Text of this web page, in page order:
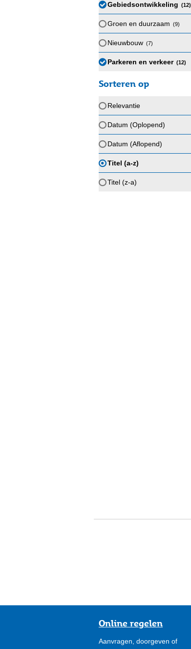
Gebiedsontwikkeling (12)
Groen en duurzaam (9)
Nieuwbouw (7)
Parkeren en verkeer (12)
Sorteren op
Relevantie
Datum (Oplopend)
Datum (Aflopend)
Titel (a-z)
Titel (z-a)
Online regelen
Aanvragen, doorgeven of